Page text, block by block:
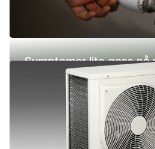
Symptomer lite gass på